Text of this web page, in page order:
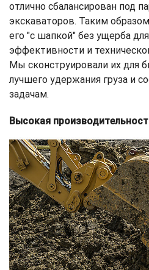
отлично сбалансирован под
экскаваторов. Таким
его "с шапкой" без ущерба
эффективности и
Мы сконструировали их для
лучшего удержания груза и
задачам.
Высокая